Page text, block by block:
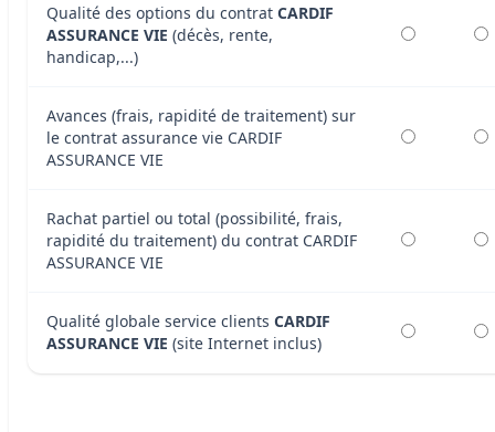
Qualité des options du contrat CARDIF
ASSURANCE VIE (décès, rente,
handicap,...)
Avances (frais, rapidité de traitement) sur
le contrat assurance vie CARDIF
ASSURANCE VIE
Rachat partiel ou total (possibilité, frais,
rapidité du traitement) du contrat CARDIF
ASSURANCE VIE
Qualité globale service clients CARDIF
ASSURANCE VIE (site Internet inclus)